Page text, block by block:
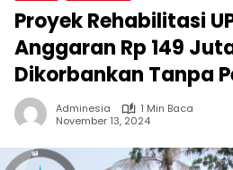
Proyek Rehabilitasi
Anggaran Rp 149
Dikorbankan Tanpa
Adminesia
1 Min Baca
November 13, 2024